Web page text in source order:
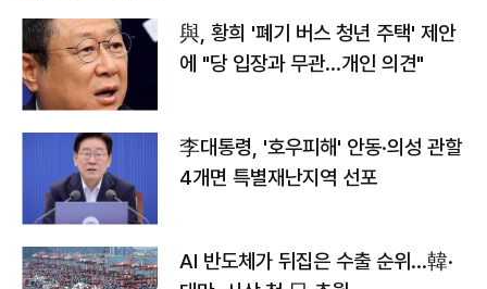
與, 황희 '폐기 버스 청년 주택' 제안
에 "당 입장과 무관…개인 의견"
李대통령, '호우피해' 안동·의성 관할
4개면 특별재난지역 선포
AI 반도체가 뒤집은 수출 순위…韓·